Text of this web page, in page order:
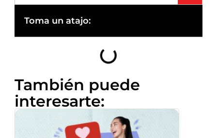
Toma un atajo:
También puede
interesarte: